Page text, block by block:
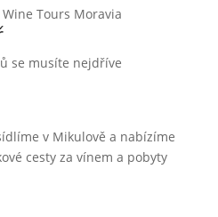
Tours Moravia
se musíte nejdříve
v Mikulově a nabízíme
cesty za vínem a pobyty